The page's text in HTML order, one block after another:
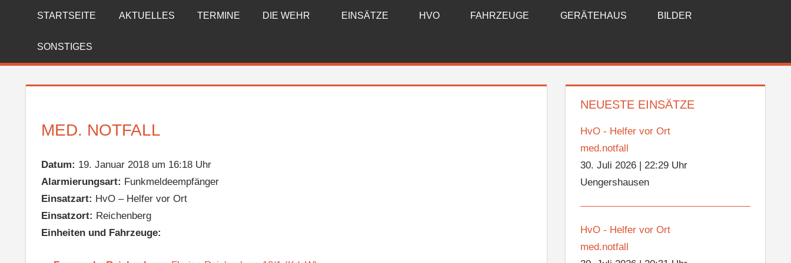
FREIWILLIGE
FEUERWEHR
REICHENBERG
STARTSEITE AKTUELLES TERMINE DIE WEHR EINSÄTZE HVO FAHRZEUGE GERÄTEHAUS BILDER
SONSTIGES
MED. NOTFALL
Datum: 19. Januar 2018 um 16:18 Uhr
Alarmierungsart: Funkmeldeempfänger
Einsatzart: HvO – Helfer vor Ort
Einsatzort: Reichenberg
Einheiten und Fahrzeuge:
NEUESTE EINSÄTZE
HvO - Helfer vor Ort
med.notfall
30. Juli 2026 |22:29 Uhr
Uengershausen
HvO - Helfer vor Ort
med.notfall